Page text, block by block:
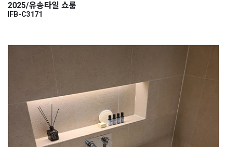
2025/유송타일 쇼룸
IFB-C3171